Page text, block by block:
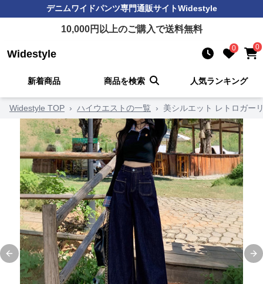
デニムワイドパンツ専門通販サイトWidestyle
10,000円以上のご購入で送料無料
Widestyle 0 0
新着商品 商品を検索 人気ランキング
Widestyle TOP › ハイウエストの一覧 › 美シルエット レトロガー
Previous slide